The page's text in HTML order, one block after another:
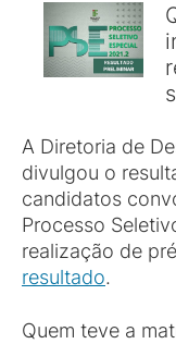
A Diretoria de
divulgou o
candidatos
Processo
realização de
resultado.
Quem teve a